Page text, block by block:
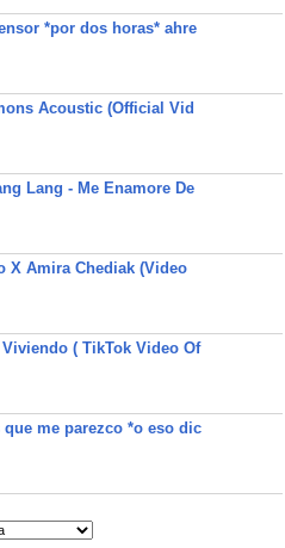
*por dos horas* ahre
Acoustic (Official Vid
Lang - Me Enamore De
X Amira Chediak (Video
( TikTok Video Of
me parezco *o eso dic